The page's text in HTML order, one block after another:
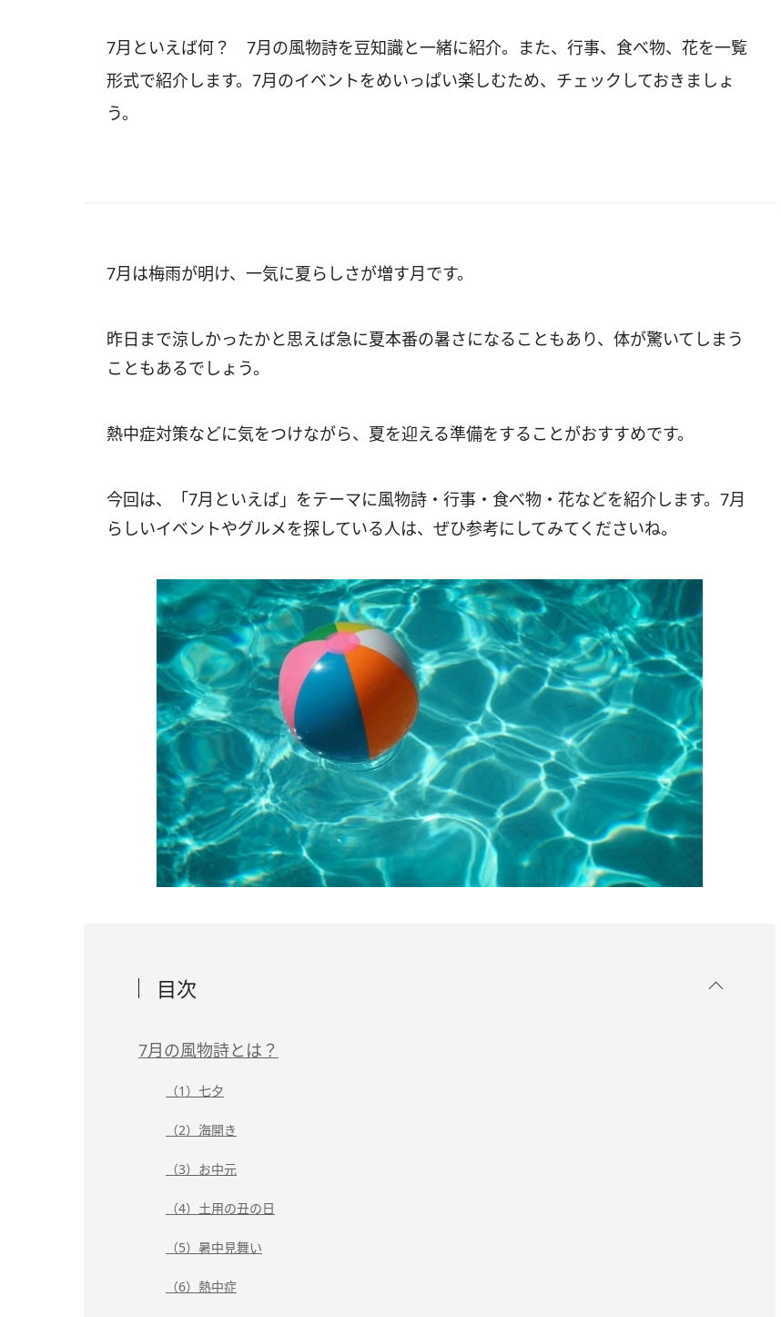
7月といえば何？ 7月の風物詩を豆知識と一緒に紹介。また、行事、食べ物、花を一覧
形式で紹介します。7月のイベントをめいっぱい楽しむため、チェックしておきましょ
う。
7月は梅雨が明け、一気に夏らしさが増す月です。
昨日まで涼しかったかと思えば急に夏本番の暑さになることもあり、体が驚いてしまう
こともあるでしょう。
熱中症対策などに気をつけながら、夏を迎える準備をすることがおすすめです。
今回は、「7月といえば」をテーマに風物詩・行事・食べ物・花などを紹介します。7月
らしいイベントやグルメを探している人は、ぜひ参考にしてみてくださいね。
目次
7月の風物詩とは？
（1）七夕
（2）海開き
（3）お中元
（4）土用の丑の日
（5）暑中見舞い
（6）熱中症